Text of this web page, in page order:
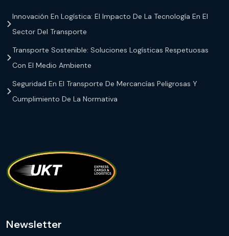
Innovación En Logística: El Impacto De La Tecnología En El
Sector Del Transporte
Transporte Sostenible: Soluciones Logísticas Respetuosas
Con El Medio Ambiente
Seguridad En El Transporte De Mercancías Peligrosas Y
Cumplimiento De La Normativa
Newsletter